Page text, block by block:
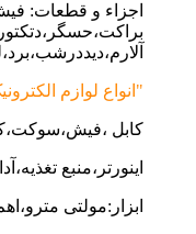
اجزاء و قطعات:
"انواع لوازم
کابل
اینورتر،منبع
ابزار:مولتی